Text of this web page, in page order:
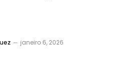
janeiro 6, 2026